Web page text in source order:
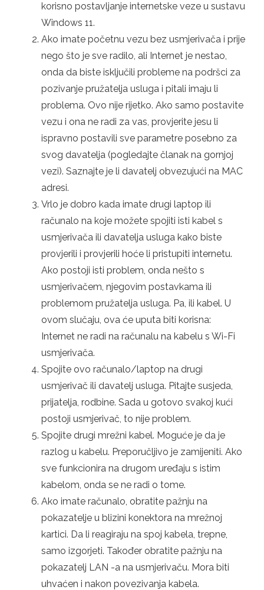
korisno postavljanje internetske veze u sustavu
Windows 11.
Ako imate početnu vezu bez usmjerivača i prije
nego što je sve radilo, ali Internet je nestao,
onda da biste isključili probleme na podršci za
pozivanje pružatelja usluga i pitali imaju li
problema. Ovo nije rijetko. Ako samo postavite
vezu i ona ne radi za vas, provjerite jesu li
ispravno postavili sve parametre posebno za
svog davatelja (pogledajte članak na gornjoj
vezi). Saznajte je li davatelj obvezujući na MAC
adresi.
Vrlo je dobro kada imate drugi laptop ili
računalo na koje možete spojiti isti kabel s
usmjerivača ili davatelja usluga kako biste
provjerili i provjerili hoće li pristupiti internetu.
Ako postoji isti problem, onda nešto s
usmjerivačem, njegovim postavkama ili
problemom pružatelja usluga. Pa, ili kabel. U
ovom slučaju, ova će uputa biti korisna:
Internet ne radi na računalu na kabelu s Wi-Fi
usmjerivača.
Spojite ovo računalo/laptop na drugi
usmjerivač ili davatelj usluga. Pitajte susjeda,
prijatelja, rodbine. Sada u gotovo svakoj kući
postoji usmjerivač, to nije problem.
Spojite drugi mrežni kabel. Moguće je da je
razlog u kabelu. Preporučljivo je zamijeniti. Ako
sve funkcionira na drugom uređaju s istim
kabelom, onda se ne radi o tome.
Ako imate računalo, obratite pažnju na
pokazatelje u blizini konektora na mrežnoj
kartici. Da li reagiraju na spoj kabela, trepne,
samo izgorjeti. Također obratite pažnju na
pokazatelj LAN -a na usmjerivaču. Mora biti
uhvaćen i nakon povezivanja kabela.